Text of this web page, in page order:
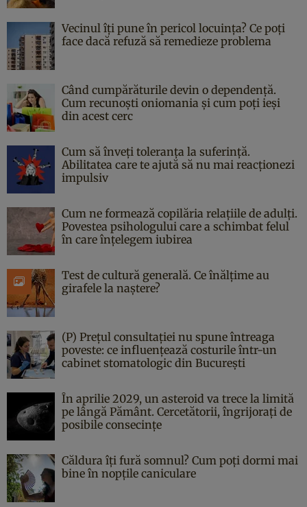
Vecinul îți pune în pericol locuința? Ce poți
face dacă refuză să remedieze problema
Când cumpărăturile devin o dependență.
Cum recunoști oniomania și cum poți ieși
din acest cerc
Cum să înveți toleranța la suferință.
Abilitatea care te ajută să nu mai reacționezi
impulsiv
Cum ne formează copilăria relațiile de adulți.
Povestea psihologului care a schimbat felul
în care înțelegem iubirea
Test de cultură generală. Ce înălțime au
girafele la naștere?
(P) Prețul consultației nu spune întreaga
poveste: ce influențează costurile într-un
cabinet stomatologic din București
În aprilie 2029, un asteroid va trece la limită
pe lângă Pământ. Cercetătorii, îngrijorați de
posibile consecințe
Căldura îți fură somnul? Cum poți dormi mai
bine în nopțile caniculare